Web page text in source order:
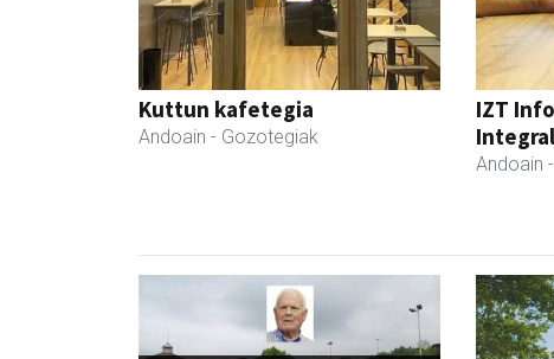
Kuttun kafetegia
Andoain - Gozotegiak
IZT
Andoain